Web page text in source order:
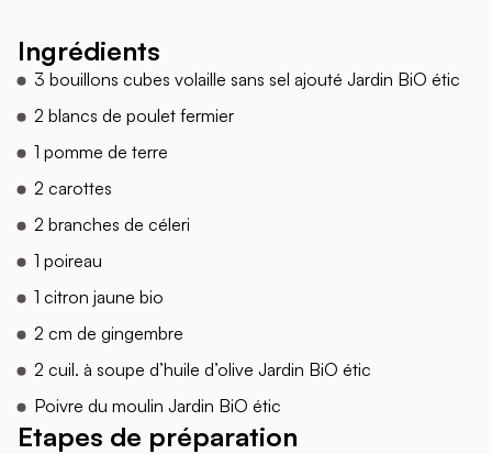
Ingrédients
3 bouillons cubes volaille sans sel ajouté Jardin BiO étic
2 blancs de poulet fermier
1 pomme de terre
2 carottes
2 branches de céleri
1 poireau
1 citron jaune bio
2 cm de gingembre
2 cuil. à soupe d’huile d’olive Jardin BiO étic
Poivre du moulin Jardin BiO étic
Etapes de préparation